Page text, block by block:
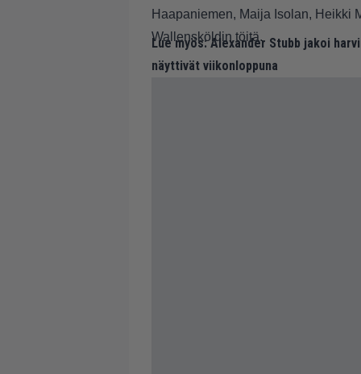
Haapaniemen, Maija Isolan, Heikki
Wallensköldin töitä.
Lue myös: Alexander Stubb jakoi
näyttivät viikonloppuna